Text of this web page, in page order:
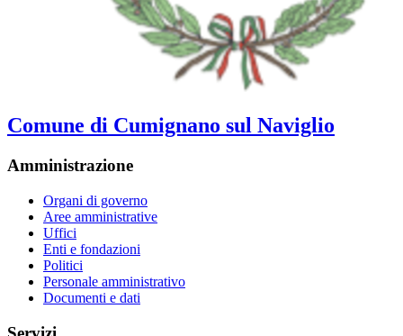
Comune di Cumignano sul Naviglio
Amministrazione
Organi di governo
Aree amministrative
Uffici
Enti e fondazioni
Politici
Personale amministrativo
Documenti e dati